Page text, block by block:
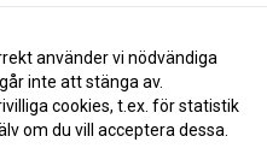
2019-10-07 11:07
2019-10-04 13:50
använder vi nödvändiga
inte att stänga av.
cookies, t.ex. för statistik
om du vill acceptera dessa.